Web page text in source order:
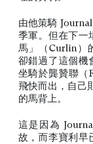
由他策騎
季軍。但在下一
馬」（Curlin）
卻錯過了這個機
坐騎於龔贊聯（
飛快而出，自己
的馬背上。
這是因為
故，而李寶利早